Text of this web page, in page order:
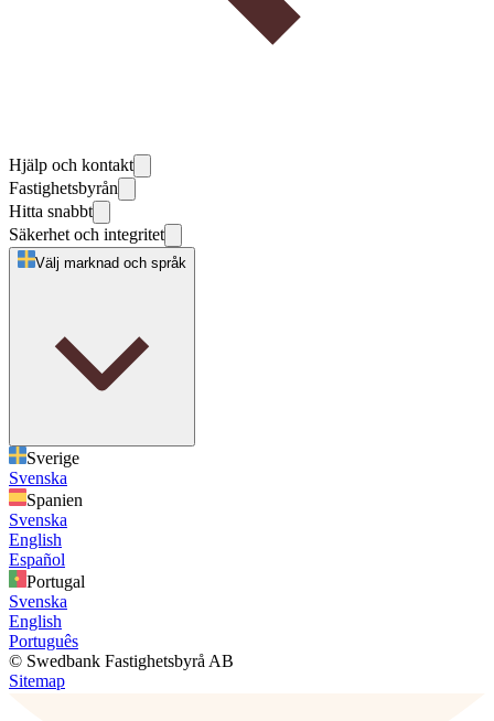
Hjälp och kontakt
Fastighetsbyrån
Hitta snabbt
Säkerhet och integritet
Välj marknad och språk
Sverige
Svenska
Spanien
Svenska
English
Español
Portugal
Svenska
English
Português
© Swedbank Fastighetsbyrå AB
Sitemap